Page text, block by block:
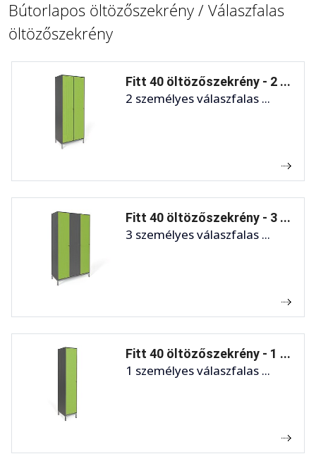
Bútorlapos öltözőszekrény / Válaszfalas
öltözőszekrény
Fitt 40 öltözőszekrény - 2 ...
2 személyes válaszfalas ...
Fitt 40 öltözőszekrény - 3 ...
3 személyes válaszfalas ...
Fitt 40 öltözőszekrény - 1 ...
1 személyes válaszfalas ...